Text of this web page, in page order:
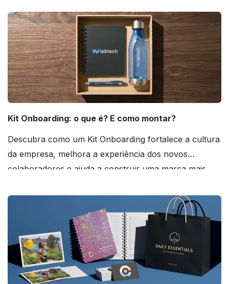
Kit Onboarding: o que é? E como montar?
Descubra como um Kit Onboarding fortalece a cultura
da empresa, melhora a experiência dos novos
colaboradores e ajuda a construir uma marca mais